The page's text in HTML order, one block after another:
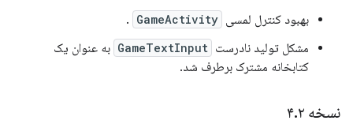
بهبود کنترل لمسی GameActivity
.
مشکل تولید نادرست GameTextInput به عنوان یک
کتابخانه مشترک برطرف شد.
نسخه ۴ .۲